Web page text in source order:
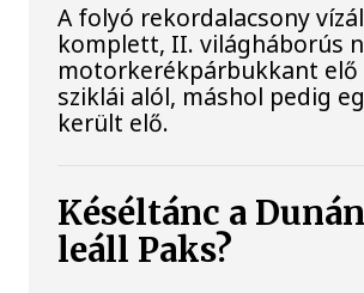
A folyó rekordalacsony
komplett, II. világháborús
motorkerékpárbukkant
sziklái alól, máshol pedig
került elő.
Késéltánc a
leáll Paks?